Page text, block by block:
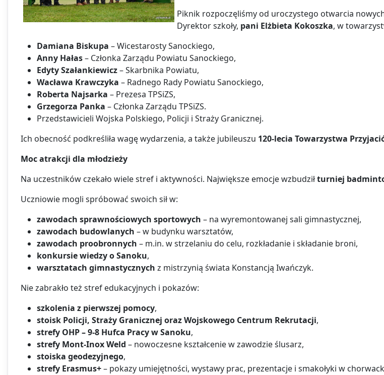
Piknik rozpoczęliśmy od uroczystego otwarcia
Dyrektor szkoły, pani Elżbieta Kokoszka, w
Damiana Biskupa – Wicestarosty Sanockiego,
Anny Hałas– Członka Zarządu Powiatu Sanockiego,
Edyty Szałankiewicz– Skarbnika Powiatu,
Wacława Krawczyka – Radnego Rady Powiatu Sanockiego,
Roberta Najsarka – Prezesa TPSiZS,
Grzegorza Panka – Członka Zarządu TPSiZS.
Przedstawicieli Wojska Polskiego, Policji i Straży Granicznej.
Ich obecność podkreśliła wagę wydarzenia, a także jubileuszu 120-lecia Towarzystwa
Moc atrakcji dla młodzieży
Na uczestników czekało wiele stref i aktywności. Największe emocje wzbudziłturniej
Uczniowie mogli spróbować swoich sił w:
zawodach sprawnościowych sportowych – na wyremontowanej sali gimnastycznej,
zawodach budowlanych – w budynku warsztatów,
zawodach proobronnych – m.in. w strzelaniu do celu, rozkładanie i składanie broni,
konkursie wiedzy o Sanoku,
warsztatach gimnastycznych z mistrzynią świata Konstancją Iwańczyk.
Nie zabrakło też stref edukacyjnych i pokazów:
szkolenia z pierwszej pomocy,
stoisk Policji, Straży Granicznej oraz Wojskowego Centrum Rekrutacji,
strefy OHP – 9-8 Hufca Pracy w Sanoku,
strefy Mont-Inox Weld – nowoczesne kształcenie w zawodzie ślusarz,
stoiska geodezyjnego,
strefy Erasmus+– pokazy umiejętności, wystawy prac, prezentacje i smakołyki w